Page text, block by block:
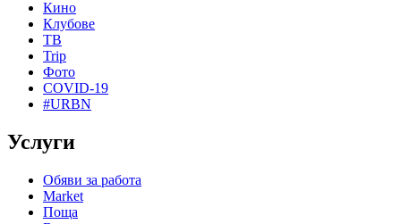
Кино
Клубове
ТВ
Trip
Фото
COVID-19
#URBN
Услуги
Обяви за работа
Market
Поща